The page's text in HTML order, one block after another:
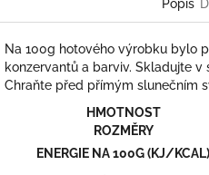
Popis
Na 100g hotového výrobku bylo
konzervantů a barviv. Skladujte
Chraňte před přímým slunečním
HMOTNOST
ROZMĚRY
ENERGIE NA 100G (KJ/KCAL)